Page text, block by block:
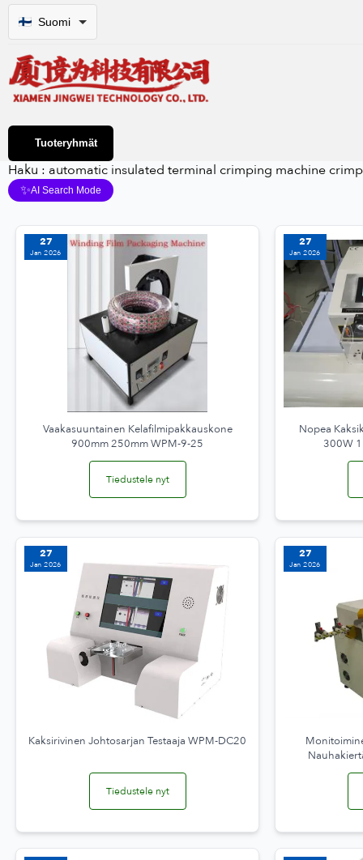
Suomi
Tuoteryhmät
Haku : automatic insulated terminal crimping machine
✨AI Search Mode
27
Jan 2026
Vaakasuuntainen Kelafilmipakkauskone
900mm 250mm WPM-9-25
Tiedustele nyt
27
Jan 2026
Nopea
300W
27
Jan 2026
Kaksirivinen Johtosarjan Testaaja WPM-DC20
Tiedustele nyt
27
Jan 2026